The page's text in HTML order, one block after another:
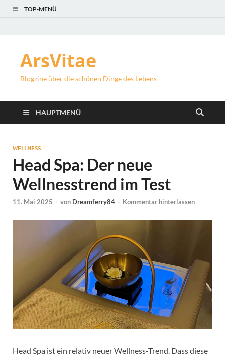
TOP-MENÜ
ArsVitae
Blogzine über die schönen Dinge des Lebens
HAUPTMENÜ
WELLNESS
Head Spa: Der neue
Wellnesstrend im Test
11. Mai 2025 - von Dreamferry84 - Kommentar hinterlassen
Head Spa ist ein relativ neuer Wellness-Trend. Dass diese